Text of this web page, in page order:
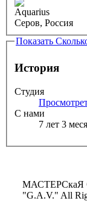
Серов, Россия
Показать
История
Студия
С нами
7 лет 3
МАСТЕРСкаЯ ©
"G.A.V." All